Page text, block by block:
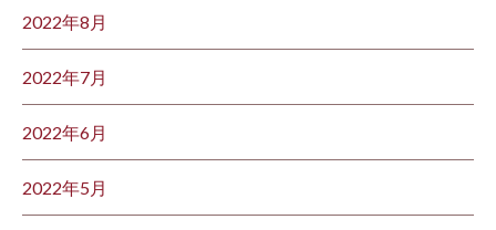
2022年8月
2022年7月
2022年6月
2022年5月